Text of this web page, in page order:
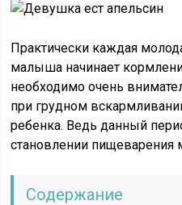
Практически каждая
малыша начинает
необходимо очень
при грудном
ребенка. Ведь данный
становлении пищеварения
Содержание